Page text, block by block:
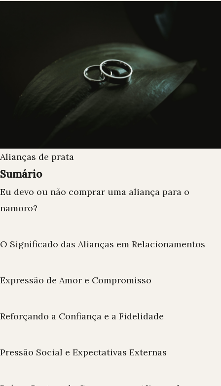
Alianças de prata
Sumário
Eu devo ou não comprar uma aliança para o
namoro?
O Significado das Alianças em Relacionamentos
Expressão de Amor e Compromisso
Reforçando a Confiança e a Fidelidade
Pressão Social e Expectativas Externas